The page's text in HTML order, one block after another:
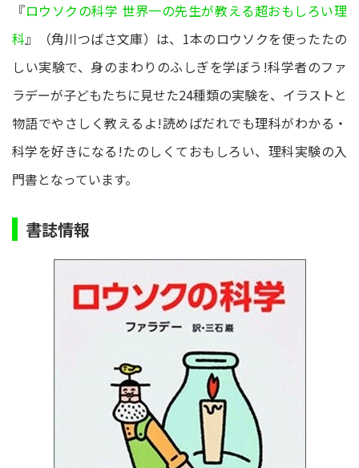
『ロウソクの科学 世界一の先生が教える超おもしろい理
科』（角川つばさ文庫）は、1本のロウソクを使ったたの
しい実験で、身のまわりのふしぎを学ぼう!科学者のファ
ラデーが子どもたちに見せた24種類の実験を、イラストと
物語でやさしく教えるよ!読めばだれでも理科がわかる・
科学を好きになる!たのしくておもしろい、理科実験の入
門書となっています。
書誌情報